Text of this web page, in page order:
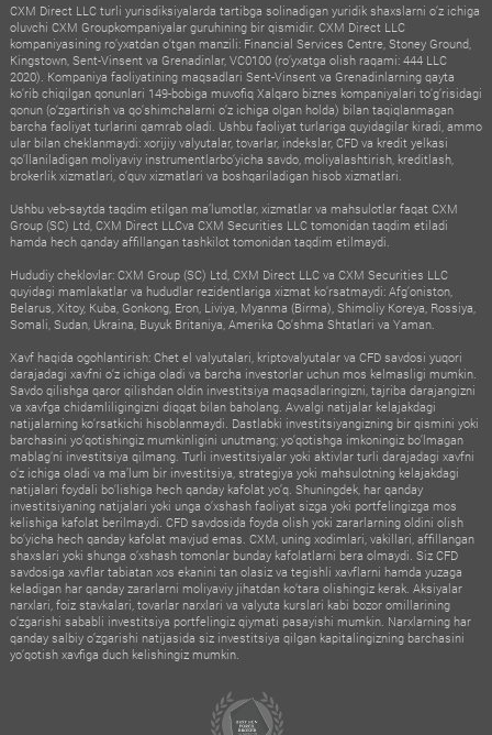
CXM Direct LLC turli yurisdiksiyalarda tartibga solinadigan yuridik shaxslarni o‘z ichiga
oluvchi CXM Groupkompaniyalar guruhining bir qismidir. CXM Direct LLC
kompaniyasining ro‘yxatdan o‘tgan manzili: Financial Services Centre, Stoney Ground,
Kingstown, Sent-Vinsent va Grenadinlar, VC0100 (ro‘yxatga olish raqami: 444 LLC
2020). Kompaniya faoliyatining maqsadlari Sent-Vinsent va Grenadinlarning qayta
ko‘rib chiqilgan qonunlari 149-bobiga muvofiq Xalqaro biznes kompaniyalari to‘g‘risidagi
qonun (o‘zgartirish va qo‘shimchalarni o‘z ichiga olgan holda) bilan taqiqlanmagan
barcha faoliyat turlarini qamrab oladi. Ushbu faoliyat turlariga quyidagilar kiradi, ammo
ular bilan cheklanmaydi: xorijiy valyutalar, tovarlar, indekslar, CFD va kredit yelkasi
qo‘llaniladigan moliyaviy instrumentlarbo‘yicha savdo, moliyalashtirish, kreditlash,
brokerlik xizmatlari, o‘quv xizmatlari va boshqariladigan hisob xizmatlari.
Ushbu veb-saytda taqdim etilgan ma’lumotlar, xizmatlar va mahsulotlar faqat CXM
Group (SC) Ltd, CXM Direct LLCva CXM Securities LLC tomonidan taqdim etiladi
hamda hech qanday affillangan tashkilot tomonidan taqdim etilmaydi.
Hududiy cheklovlar: CXM Group (SC) Ltd, CXM Direct LLC va CXM Securities LLC
quyidagi mamlakatlar va hududlar rezidentlariga xizmat ko‘rsatmaydi: Afg‘oniston,
Belarus, Xitoy, Kuba, Gonkong, Eron, Liviya, Myanma (Birma), Shimoliy Koreya, Rossiya,
Somali, Sudan, Ukraina, Buyuk Britaniya, Amerika Qo‘shma Shtatlari va Yaman.
Xavf haqida ogohlantirish: Chet el valyutalari, kriptovalyutalar va CFD savdosi yuqori
darajadagi xavfni o‘z ichiga oladi va barcha investorlar uchun mos kelmasligi mumkin.
Savdo qilishga qaror qilishdan oldin investitsiya maqsadlaringizni, tajriba darajangizni
va xavfga chidamliligingizni diqqat bilan baholang. Avvalgi natijalar kelajakdagi
natijalarning ko‘rsatkichi hisoblanmaydi. Dastlabki investitsiyangizning bir qismini yoki
barchasini yo‘qotishingiz mumkinligini unutmang; yo‘qotishga imkoningiz bo‘lmagan
mablag‘ni investitsiya qilmang. Turli investitsiyalar yoki aktivlar turli darajadagi xavfni
o‘z ichiga oladi va ma’lum bir investitsiya, strategiya yoki mahsulotning kelajakdagi
natijalari foydali bo‘lishiga hech qanday kafolat yo‘q. Shuningdek, har qanday
investitsiyaning natijalari yoki unga o‘xshash faoliyat sizga yoki portfelingizga mos
kelishiga kafolat berilmaydi. CFD savdosida foyda olish yoki zararlarning oldini olish
bo‘yicha hech qanday kafolat mavjud emas. CXM, uning xodimlari, vakillari, affillangan
shaxslari yoki shunga o‘xshash tomonlar bunday kafolatlarni bera olmaydi. Siz CFD
savdosiga xavflar tabiatan xos ekanini tan olasiz va tegishli xavflarni hamda yuzaga
keladigan har qanday zararlarni moliyaviy jihatdan ko‘tara olishingiz kerak. Aksiyalar
narxlari, foiz stavkalari, tovarlar narxlari va valyuta kurslari kabi bozor omillarining
o‘zgarishi sababli investitsiya portfelingiz qiymati pasayishi mumkin. Narxlarning har
qanday salbiy o‘zgarishi natijasida siz investitsiya qilgan kapitalingizning barchasini
yo‘qotish xavfiga duch kelishingiz mumkin.